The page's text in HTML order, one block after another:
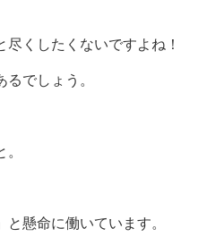
くしたくないですよね！
でしょう。
懸命に働いています。